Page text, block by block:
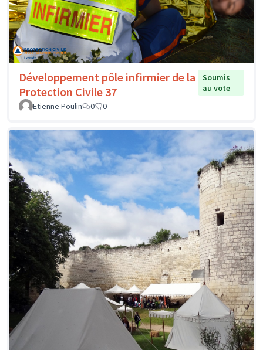
Développement pôle infirmier de la
Protection Civile 37
Soumis
au vote
Etienne Poulin
0 0